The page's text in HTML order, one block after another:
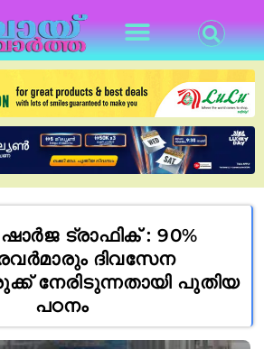
ട്രാഫിക് : 90%
ദിവസേന
നേരിടുന്നതായി പുതിയ
പഠനം